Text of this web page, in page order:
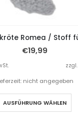
€19,99
zzgl.
nicht angegeben
AUSFÜHRUNG WÄHLEN